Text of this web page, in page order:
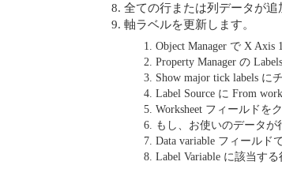
全ての行または列データが
軸ラベルを更新します。
Object Manager で X Axis
Property Manager の
Show major tick labels に
Label Source に From
Worksheet フィールドを
もし、お使いのデータが
Data variable フィールド
Label Variable に該当す